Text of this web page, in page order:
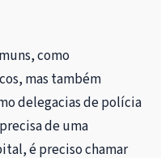
como
mas também
delegacias de polícia
de uma
é preciso chamar